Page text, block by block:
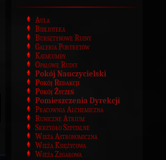
Aula
Biblioteka
Bursztynowe Ruiny
Galeria Portretów
Katakumby
Opalowe Ruiny
Pokój Nauczycielski
Pokój Redakcji
Pokój Życzeń
Pomieszczenia Dyrekcji
Pracownia Alchemiczna
Runiczne Atrium
Skrzydło Szpitalne
Wieża Astronomiczna
Wieża Księżycowa
Wieża Zegarowa